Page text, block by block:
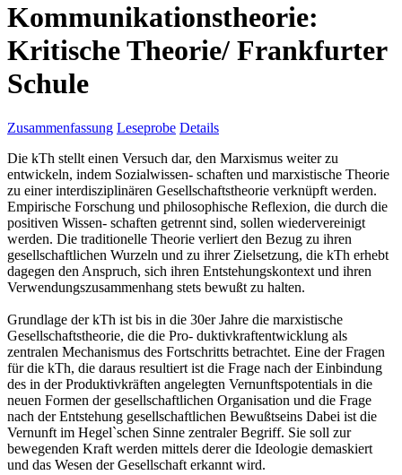
Kommunikationstheorie:
Kritische Theorie/ Frankfurter
Schule
Zusammenfassung Leseprobe Details
Die kTh stellt einen Versuch dar, den Marxismus weiter zu
entwickeln, indem Sozialwissen- schaften und marxistische Theorie
zu einer interdisziplinären Gesellschaftstheorie verknüpft werden.
Empirische Forschung und philosophische Reflexion, die durch die
positiven Wissen- schaften getrennt sind, sollen wiedervereinigt
werden. Die traditionelle Theorie verliert den Bezug zu ihren
gesellschaftlichen Wurzeln und zu ihrer Zielsetzung, die kTh erhebt
dagegen den Anspruch, sich ihren Entstehungskontext und ihren
Verwendungszusammenhang stets bewußt zu halten.
Grundlage der kTh ist bis in die 30er Jahre die marxistische
Gesellschaftstheorie, die die Pro- duktivkraftentwicklung als
zentralen Mechanismus des Fortschritts betrachtet. Eine der Fragen
für die kTh, die daraus resultiert ist die Frage nach der Einbindung
des in der Produktivkräften angelegten Vernunftspotentials in die
neuen Formen der gesellschaftlichen Organisation und die Frage
nach der Entstehung gesellschaftlichen Bewußtseins Dabei ist die
Vernunft im Hegel`schen Sinne zentraler Begriff. Sie soll zur
bewegenden Kraft werden mittels derer die Ideologie demaskiert
und das Wesen der Gesellschaft erkannt wird.